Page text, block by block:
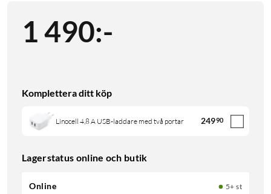
1 490:-
Komplettera ditt köp
Linocell 4,8 A USB-laddare med två portar 24990
Lagerstatus online och butik
Online
5+ st